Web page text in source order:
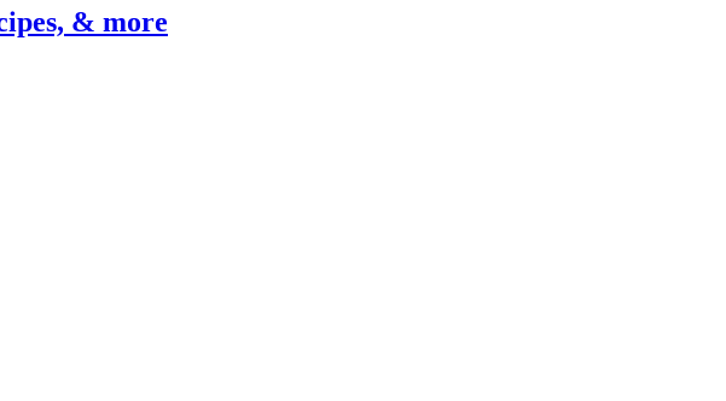
& more